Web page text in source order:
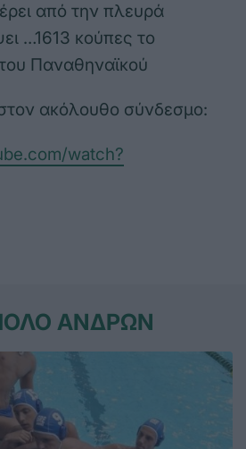
από την πλευρά
…1613 κούπες το
Παναθηναϊκού
ακόλουθο σύνδεσμο:
watch?
ΑΝΔΡΩΝ